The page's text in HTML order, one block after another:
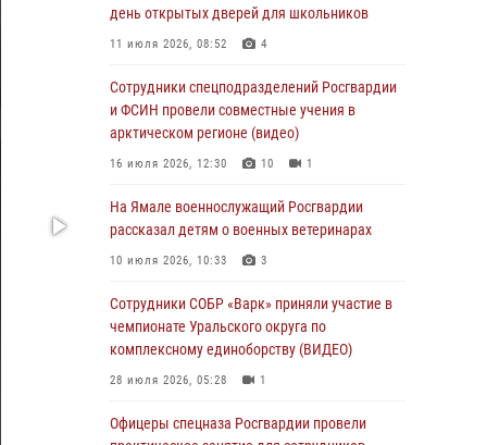
Сотрудники СОБР «Варк» повышают боевое
Офицеры спецназа Росгвардии провели
практическое занятие для сотрудников
прокуратуры на Ямале
В Уральском округе Росгвардии состоялось
заседание оперативного штаба
Сотрудники СОБР «Варк» приняли участие в
чемпионате Уральского округа по
день открытых дверей для школьников
11 июля 2026, 08:52 4
Сотрудники спецподразделений Росгвардии
и ФСИН провели совместные учения в
арктическом регионе (видео)
16 июля 2026, 12:30 10 1
На Ямале военнослужащий Росгвардии
рассказал детям о военных ветеринарах
10 июля 2026, 10:33 3
Сотрудники СОБР «Варк» приняли участие в
чемпионате Уральского округа по
комплексному единоборству (ВИДЕО)
28 июля 2026, 05:28 1
Офицеры спецназа Росгвардии провели